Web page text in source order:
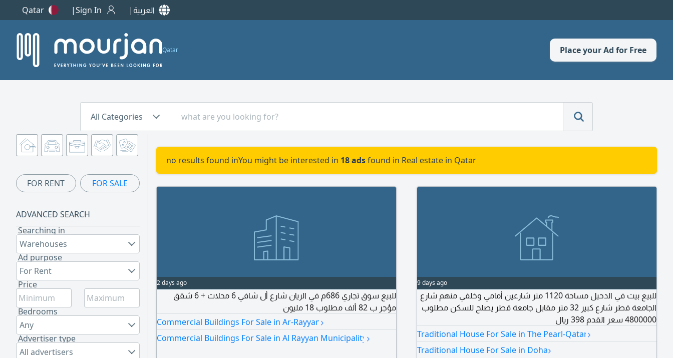
Qatar Sign In العربية
Qatar Place your Ad for Free
All Categories
FOR RENT FOR SALE
ADVANCED SEARCH
Searching in
Warehouses
Ad purpose
For Rent
Price
Bedrooms
Any
Advertiser type
All advertisers
no results found inYou might be interested in 18 adsfound in Real estate in Qatar
2 days ago
للبيع سوق تجاري 686م في الريان شارع أل شافي 6 محلات + 6 شقق
مؤجر ب 82 ألف مطلوب 18 مليون
Commercial Buildings For Sale in Ar-Rayyan›
Commercial Buildings For Sale in Al Rayyan Municipality ›
9 days ago
للبيع بيت في الدحيل مساحة 1120 متر شارعين أمامي وخلفي منهم شارع
الجامعة قطر شارع كبير 32 متر مقابل جامعة قطر يصلح للسكن مطلوب
4800000 سعر القدم 398 ريال
Traditional House For Sale in The Pearl-Qatar›
Traditional House For Sale in Doha›